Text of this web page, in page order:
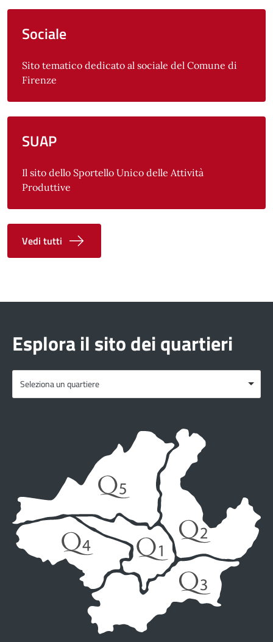
Sociale
Sito tematico dedicato al sociale del Comune di
Firenze
SUAP
Il sito dello Sportello Unico delle Attività
Produttive
Vedi tutti
Esplora il sito dei quartieri
Seleziona un quartiere